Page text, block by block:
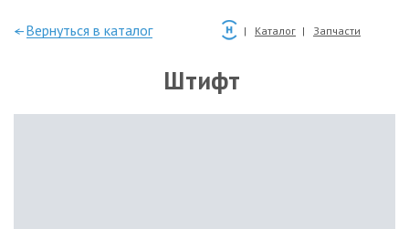
—Вернуться в каталог Каталог Запчасти
Штифт